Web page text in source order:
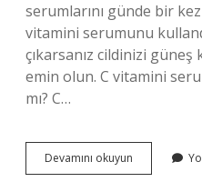
serumlarını günde bir
vitamini serumunu
çıkarsanız cildinizi
emin olun. C vitamini
mı? C…
Devamını okuyun
Yaşında